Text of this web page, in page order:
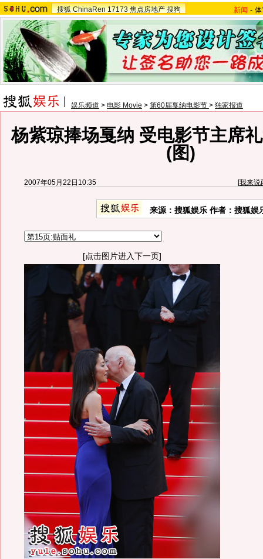
搜狐 ChinaRen 17173 焦点房地产 搜狗 新闻 -
娱乐频道 > 电影 Movie > 第60届戛纳电影节 > 独家报道
杨紫琼捧场戛纳 受电影节主席
(图)
2007年05月22日10:35 [我来说
来源：搜狐娱乐 作者：搜狐娱
[点击图片进入下一页]